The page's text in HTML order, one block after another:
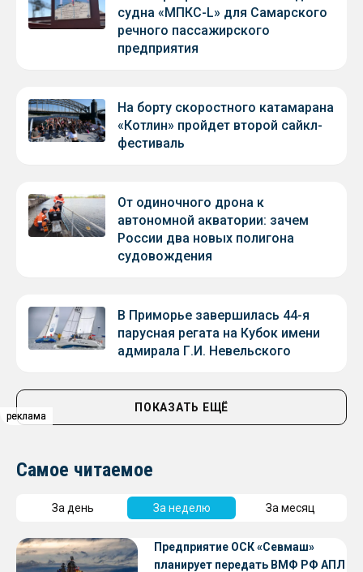
реклама
реклама
реклама
судна «МПКС-L» для Самарского
речного пассажирского
предприятия
На борту скоростного катамарана
«Котлин» пройдет второй сайкл-
фестиваль
От одиночного дрона к
автономной акватории: зачем
России два новых полигона
судовождения
В Приморье завершилась 44-я
парусная регата на Кубок имени
адмирала Г.И. Невельского
ПОКАЗАТЬ ЕЩЁ
Самое читаемое
За день За неделю За месяц
Предприятие ОСК «Севмаш»
планирует передать ВМФ РФ АПЛ